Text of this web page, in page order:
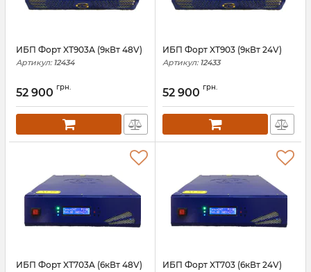
ИБП Форт XT903А (9кВт 48V)
Артикул: 12434
52 900 грн.
ИБП Форт XT903 (9кВт 24V)
Артикул: 12433
52 900 грн.
ИБП Форт XT703A (6кВт 48V) ИБП Форт XT703 (6кВт 24V)